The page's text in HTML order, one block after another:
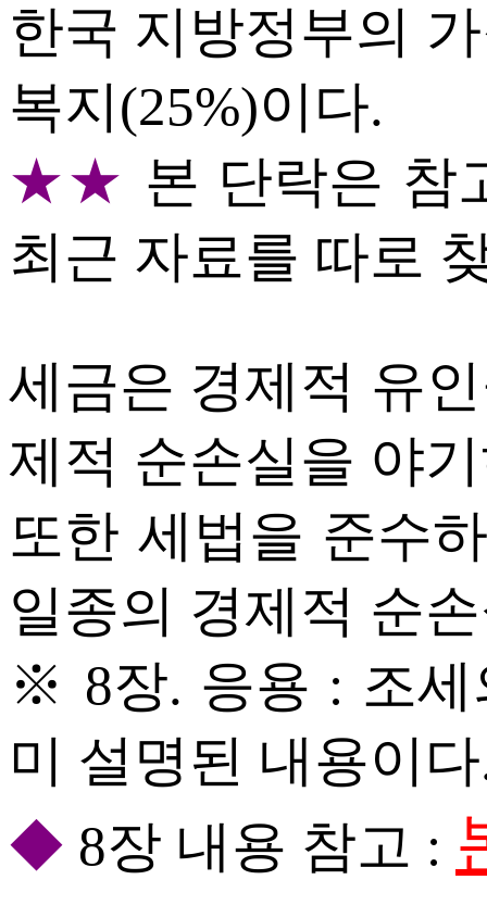
한국 지방정부의
복지(25%)이다.
★★ 본 단락은 참
최근 자료를 따로
세금은 경제적 유
제적 순손실을 야
또한 세법을 준수
일종의 경제적 순
※ 8장. 응용 : 조세
미 설명된 내용이
◆ 8장 내용 참고 :